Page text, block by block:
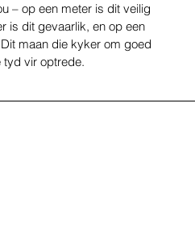
– op een meter is dit veilig
is dit gevaarlik, en op een
maan die kyker om goed
tyd vir optrede.